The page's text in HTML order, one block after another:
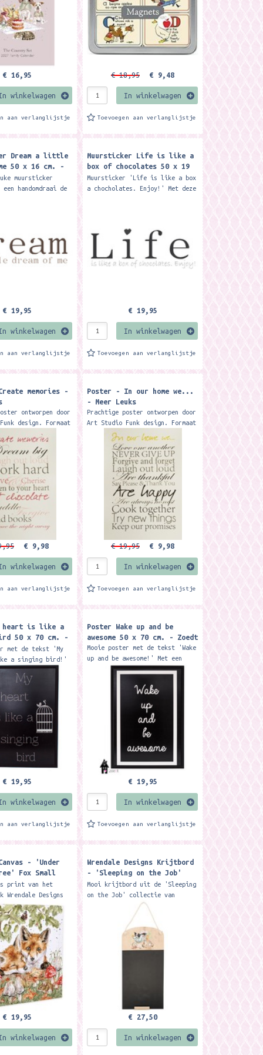
€ 16,95
winkelwagen
aan verlanglijstje
€ 18,95 € 9,48
In winkelwagen
Toevoegen aan verlanglijstje
Dream a little
50 x 16 cm. -
muursticker
handomdraai de
€ 19,95
winkelwagen
aan verlanglijstje
Muursticker Life is like a
box of chocolates 50 x 19
cm. - Zoedt
Muursticker 'Life is like a box
a chocholates. Enjoy!' Met deze
€ 19,95
In winkelwagen
Toevoegen aan verlanglijstje
memories -
ontworpen door
design. Formaat
Deze poster is
bij Meer
Meer Leuks
€ 9,98
winkelwagen
aan verlanglijstje
Poster - In our home we...
- Meer Leuks
Prachtige poster ontworpen door
Art Studio Funk design. Formaat
40 x 30 cm. Deze poster is
exclusief verkrijgbaar bij Meer
Leuks Merk: Meer Leuks
€ 19,95 € 9,98
In winkelwagen
Toevoegen aan verlanglijstje
heart is like a
50 x 70 cm. -
met de tekst 'My
a singing bird!'
vrolijkt elke
op. Styling tip:
posters...
€ 19,95
winkelwagen
aan verlanglijstje
Poster Wake up and be
awesome 50 x 70 cm. - Zoedt
Mooie poster met de tekst 'Wake
up and be awesome!' Met een
poster heb je in een
muurdecoratie hangen. Leuke...
€ 19,95
In winkelwagen
Toevoegen aan verlanglijstje
- 'Under
Fox Small
print van het
Wrendale Designs
fine art quality
features the
Oak Tree'...
€ 19,95
winkelwagen
Wrendale Designs Krijtbord
- 'Sleeping on the Job'
Border Collie Chalkboard
Mooi krijtbord uit de 'Sleeping
on the Job' collectie van
Wrendale Designs. Ideal for in
the kitchen or around the home,
our chalk...
€ 27,50
In winkelwagen